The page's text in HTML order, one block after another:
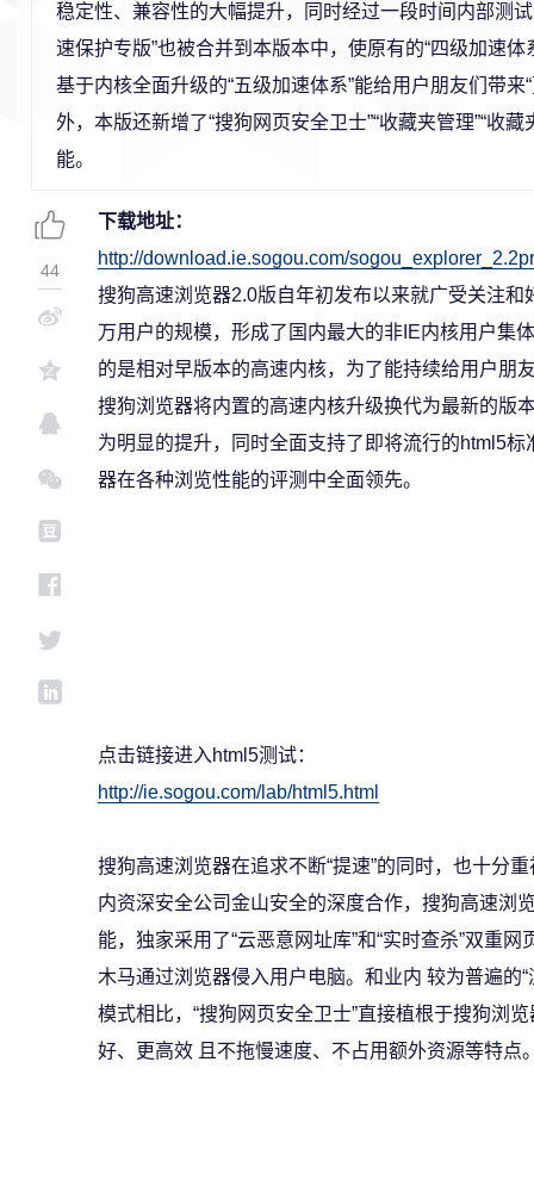
稳定性、兼容性的大幅提升，同时经过一段时间内部测
速保护专版”也被合并到本版本中，使原有的“四级加速体
基于内核全面升级的“五级加速体系”能给用户朋友们带来
外，本版还新增了“搜狗网页安全卫士”“收藏夹管理”“收
能。
下载地址：
http://download.ie.sogou.com/
搜狗高速浏览器2.0版自年初发布以来就广受关注
万用户的规模，形成了国内最大的非IE内核用户集
的是相对早版本的高速内核，为了能持续给用户朋
搜狗浏览器将内置的高速内核升级换代为最新的版
为明显的提升，同时全面支持了即将流行的html5
器在各种浏览性能的评测中全面领先。
点击链接进入html5测试：
http://ie.sogou.com/lab/html5.html
搜狗高速浏览器在追求不断“提速”的同时，也十分
内资深安全公司金山安全的深度合作，搜狗高速浏
能，独家采用了“云恶意网址库”和“实时查杀”双重
木马通过浏览器侵入用户电脑。和业内 较为普遍的
模式相比，“搜狗网页安全卫士”直接植根于搜狗浏
好、更高效 且不拖慢速度、不占用额外资源等特点
44